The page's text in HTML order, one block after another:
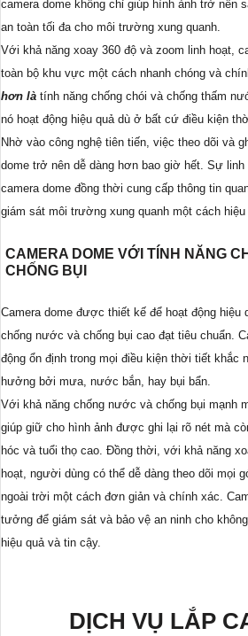
camera dome không chỉ giúp hình ảnh trở nên
an toàn tối đa cho môi trường xung quanh.
Với khả năng xoay 360 độ và zoom linh hoạt,
toàn bộ khu vực một cách nhanh chóng và
hơn là tính năng chống chói và chống thấm
nó hoạt động hiệu quả dù ở bất cứ điều kiện
Nhờ vào công nghệ tiên tiến, việc theo dõi và
dome trở nên dễ dàng hơn bao giờ hết. Sự
camera dome đồng thời cung cấp thông tin
giám sát môi trường xung quanh một cách hiệu
CAMERA DOME VỚI TÍNH NĂNG
CHỐNG BỤI
Camera dome được thiết kế để hoạt động
chống nước và chống bụi cao đạt tiêu chuẩn.
động ổn định trong mọi điều kiện thời tiết khắc
hưởng bởi mưa, nước bắn, hay bụi bẩn.
Với khả năng chống nước và chống bụi mạnh
giúp giữ cho hình ảnh được ghi lại rõ nét mà
hóc và tuổi thọ cao. Đồng thời, với khả năng
hoạt, người dùng có thể dễ dàng theo dõi mọi
ngoài trời một cách đơn giản và chính xác.
tưởng để giám sát và bảo vệ an ninh cho
hiệu quả và tin cậy.
DỊCH VỤ LẮP